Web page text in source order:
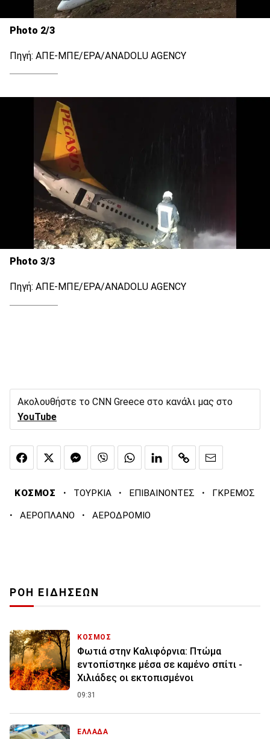
Photo 2/3
Πηγή: ΑΠΕ-ΜΠΕ/ΕΡΑ/ANADOLU AGENCY
Photo 3/3
Πηγή: ΑΠΕ-ΜΠΕ/ΕΡΑ/ANADOLU AGENCY
Ακολουθήστε το CNN Greece στο κανάλι μας στο
YouTube
ΚΟΣΜΟΣ · ΤΟΥΡΚΙΑ · ΕΠΙΒΑΙΝΟΝΤΕΣ · ΓΚΡΕΜΟΣ
· ΑΕΡΟΠΛΑΝΟ · ΑΕΡΟΔΡΟΜΙΟ
ΡΟΗ ΕΙΔΗΣΕΩΝ
ΚΟΣΜΟΣ
Φωτιά στην Καλιφόρνια: Πτώμα
εντοπίστηκε μέσα σε καμένο σπίτι -
Χιλιάδες οι εκτοπισμένοι
09:31
ΕΛΛΑΔΑ